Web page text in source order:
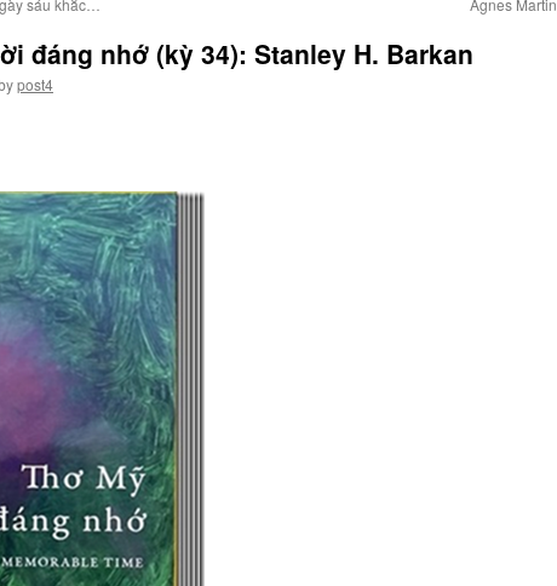
sáu khắc… Agnes Martin
đáng nhớ (kỳ 34): Stanley H. Barkan
post4